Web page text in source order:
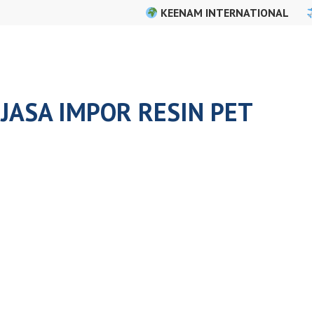
KEENAM INTERNATIONAL
JASA IMPOR RESIN PET